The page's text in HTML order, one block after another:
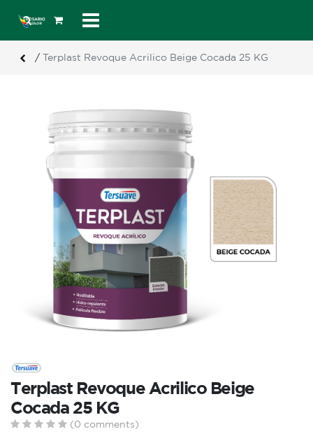
/ Terplast Revoque Acrilico Beige Cocada 25 KG
Terplast Revoque Acrilico Beige
Cocada 25 KG
(0 comments)